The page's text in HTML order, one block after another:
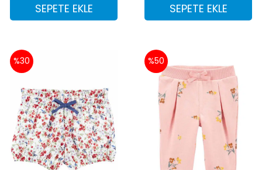
SEPETE EKLE SEPETE EKLE
%30 %50